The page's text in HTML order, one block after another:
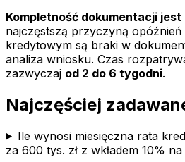
Kompletność dokumentacji jest
najczęstszą przyczyną
kredytowym są braki w
analiza wniosku. Czas
zazwyczaj od 2 do 6 tygodni.
Najczęściej
Ile wynosi miesięczna rata
za 600 tys. zł z wkładem 10%